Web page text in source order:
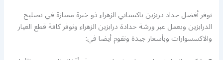
نوفر أفضل حداد دربزين باكستاني الزهراء ذو خبرة ممتازة في تصليح
الدرابزين ويعمل عبر ورشة حدادة درابزين الزهراء ونوفر كافة قطع الغيار
والاكسسوارات وبأسعار جيدة ونقوم أيضا في: